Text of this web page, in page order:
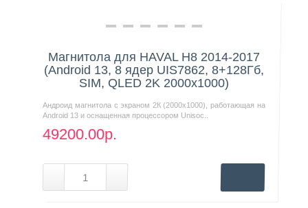
Магнитола для HAVAL H8 2014-2017
(Android 13, 8 ядер UIS7862, 8+128Гб,
SIM, QLED 2K 2000x1000)
Андроид магнитола с экраном 2К (2000х1000), работающая на
Android 13 и оснащенная процессором Unisoc..
49200.00р.